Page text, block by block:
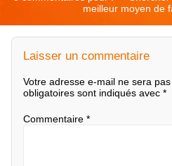
meilleur moyen de
Laisser un commentaire
Votre adresse e-mail ne sera pas
obligatoires sont indiqués avec *
Commentaire *